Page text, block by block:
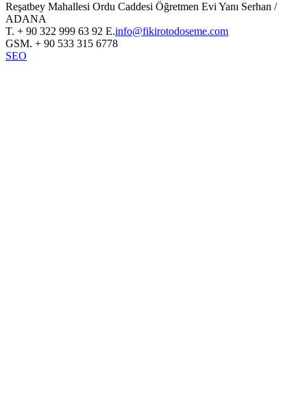
Reşatbey Mahallesi Ordu Caddesi Öğretmen Evi Yanı Serhan /
ADANA
T. + 90 322 999 63 92 E.info@fikirotodoseme.com
GSM. + 90 533 315 6778
SEO